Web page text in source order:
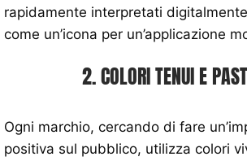
rapidamente interpretati
come un’icona per un’applicazione
2. COLORI TENUI E
Ogni marchio, cercando di fare
positiva sul pubblico, utilizza colori